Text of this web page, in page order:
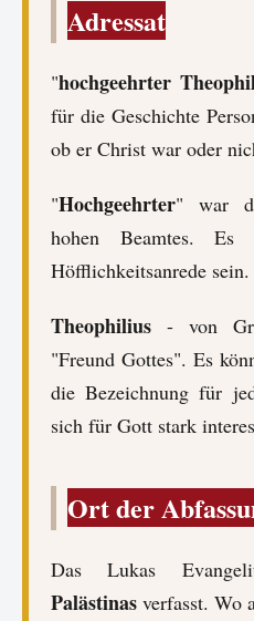
Adressat
"hochgeehrter
für die Geschichte
ob er Christ war oder
"Hochgeehrter" war
hohen Beamtes.
Höfflichkeitsanrede sein.
Theophilius - von
"Freund Gottes". Es
die Bezeichnung für
sich für Gott stark
Ort der
Das Lukas
Palästinas verfasst. Wo